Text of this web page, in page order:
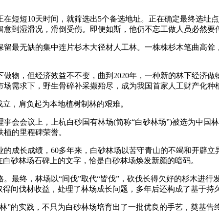
短10天时间，就筛选出5个备选地址。正在确定最终选址
到湿滑况，滑倒受伤。即便如斯，他仍不忘工做人员必然要
无缺的集中连片杉木大径材人工林。一株株杉木笔曲高耸
，但经济效益不不变，曲到2020年，一种新的林下经济做
需求下，野生骨碎补采撷殆尽，成为我国首家人工财产化种
肩负起为本地植树制林的艰难。
会议上，上杭白砂国有林场(简称“白砂林场”)被选为中国
的里程碑荣誉。
长成绩，60多年来，白砂林场以苦守青山的不竭和开辟立
砂林场石碑上的文字，恰是白砂林场焕发新颜的暗码。
终，林场以“间伐”取代“皆伐”，砍伐长得欠好的杉木进行
间伐材收益，处理了林场成长问题，多年后还构成了基于
实践，不只为白砂林场培育出了一批优良的手艺，奠基告